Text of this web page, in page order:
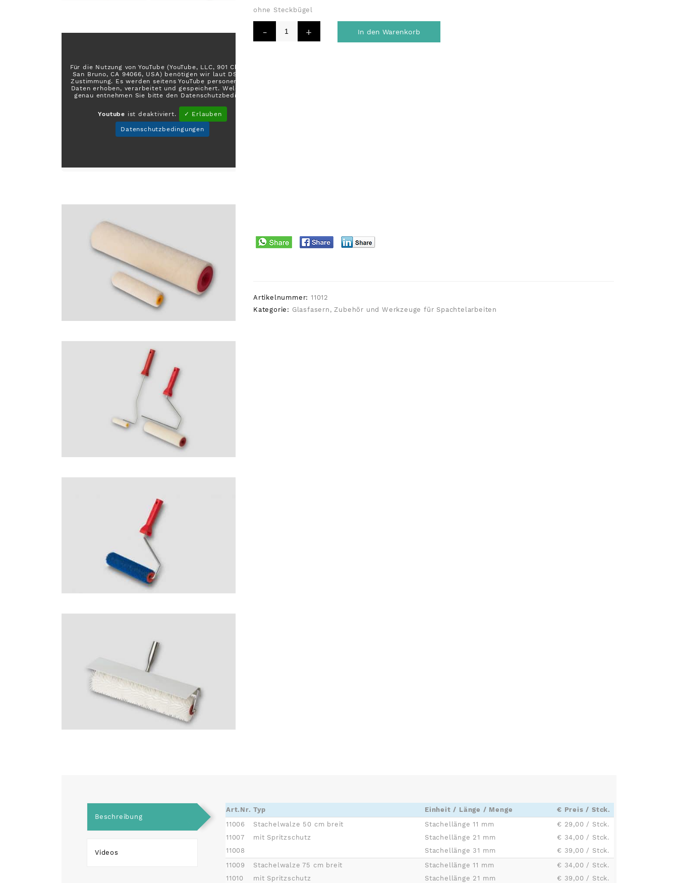
Für die Nutzung von YouTube (YouTube, LLC, 901 Cherry Ave.,
San Bruno, CA 94066, USA) benötigen wir laut DSGVO Ihre
Zustimmung. Es werden seitens YouTube personenbezogene
Daten erhoben, verarbeitet und gespeichert. Welche Daten
genau entnehmen Sie bitte den Datenschutzbedingungen.
Youtube ist deaktiviert. ✓ Erlauben
Datenschutzbedingungen
ohne Steckbügel
In den Warenkorb
Artikelnummer: 11012
Kategorie: Glasfasern, Zubehör und Werkzeuge für Spachtelarbeiten
Beschreibung
Videos
Art.Nr. Typ Einheit / Länge / Menge
€ Preis / Stck.
11006
11007
11008
Stachelwalze 50 cm breit
mit Spritzschutz
Stachellänge 11 mm
Stachellänge 21 mm
Stachellänge 31 mm
€ 29,00 / Stck.
€ 34,00 / Stck.
€ 39,00 / Stck.
11009
11010
Stachelwalze 75 cm breit
mit Spritzschutz
Stachellänge 11 mm
Stachellänge 21 mm
€ 34,00 / Stck.
€ 39,00 / Stck.